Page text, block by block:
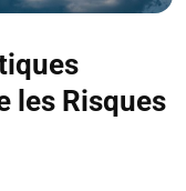
les Risques